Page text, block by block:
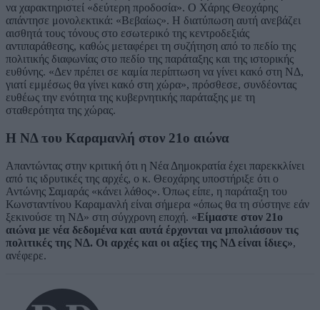
να χαρακτηριστεί «δεύτερη προδοσία». Ο Χάρης Θεοχάρης
απάντησε μονολεκτικά: «Βεβαίως». Η διατύπωση αυτή ανεβάζει
αισθητά τους τόνους στο εσωτερικό της κεντροδεξιάς
αντιπαράθεσης, καθώς μεταφέρει τη συζήτηση από το πεδίο της
πολιτικής διαφωνίας στο πεδίο της παράταξης και της ιστορικής
ευθύνης. «Δεν πρέπει σε καμία περίπτωση να γίνει κακό στη ΝΔ,
γιατί εμμέσως θα γίνει κακό στη χώρα», πρόσθεσε, συνδέοντας
ευθέως την ενότητα της κυβερνητικής παράταξης με τη
σταθερότητα της χώρας.
Η ΝΔ του Καραμανλή στον 21ο αιώνα
Απαντώντας στην κριτική ότι η Νέα Δημοκρατία έχει παρεκκλίνει
από τις ιδρυτικές της αρχές, ο κ. Θεοχάρης υποστήριξε ότι ο
Αντώνης Σαμαράς «κάνει λάθος». Όπως είπε, η παράταξη του
Κωνσταντίνου Καραμανλή είναι σήμερα «όπως θα τη σύστηνε εάν
ξεκινούσε τη ΝΔ» στη σύγχρονη εποχή. «Είμαστε στον 21ο
αιώνα με νέα δεδομένα και αυτά έρχονται να μπολιάσουν τις
πολιτικές της ΝΔ. Οι αρχές και οι αξίες της ΝΔ είναι ίδιες»,
ανέφερε.